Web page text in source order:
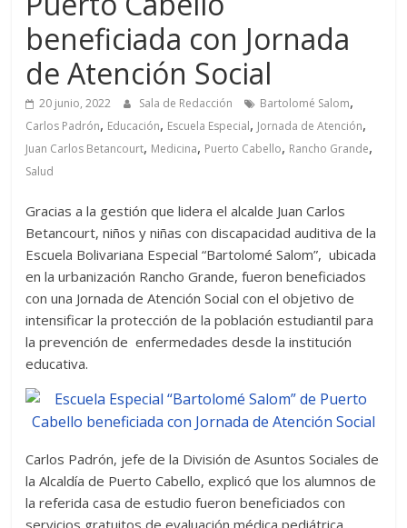
beneficiada con Jornada
de Atención Social
20 junio, 2022 Sala de Redacción Bartolomé Salom,
Carlos Padrón, Educación, Escuela Especial, Jornada de Atención,
Juan Carlos Betancourt, Medicina, Puerto Cabello, Rancho Grande,
Salud
Gracias a la gestión que lidera el alcalde Juan Carlos
Betancourt, niños y niñas con discapacidad auditiva de la
Escuela Bolivariana Especial “Bartolomé Salom”, ubicada
en la urbanización Rancho Grande, fueron beneficiados
con una Jornada de Atención Social con el objetivo de
intensificar la protección de la población estudiantil para
la prevención de enfermedades desde la institución
educativa.
Carlos Padrón, jefe de la División de Asuntos Sociales de
la Alcaldía de Puerto Cabello, explicó que los alumnos de
la referida casa de estudio fueron beneficiados con
servicios gratuitos de evaluación médica pediátrica,